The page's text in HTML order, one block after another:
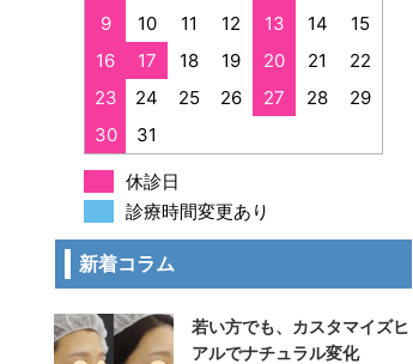
9
10 11 12 13 14
15
16
17 18 19 20 21
22
23
24 25 26 27 28
29
30
31
休診日
診療時間変更あり
新着コラム
若い方でも、カスタマイズヒ
アルでナチュラル変化